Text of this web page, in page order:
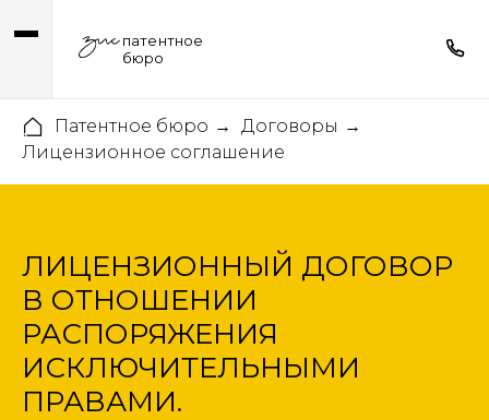
патентное
бюро
Патентное бюро → Договоры →
Лицензионное соглашение
ЛИЦЕНЗИОННЫЙ ДОГОВОР
В ОТНОШЕНИИ
РАСПОРЯЖЕНИЯ
ИСКЛЮЧИТЕЛЬНЫМИ
ПРАВАМИ.